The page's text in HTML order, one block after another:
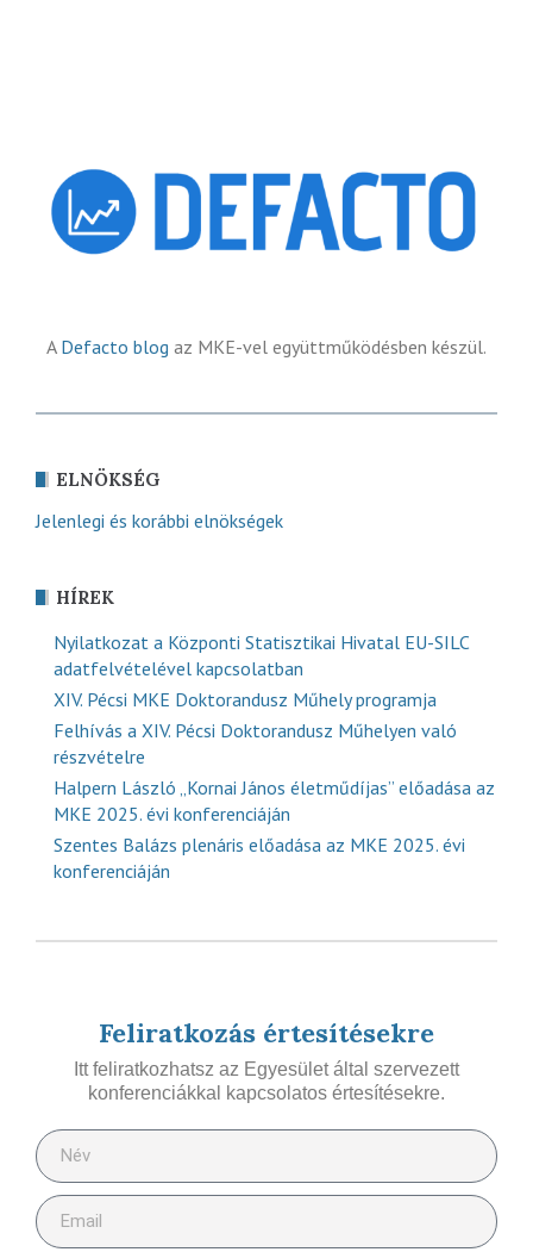
A Defacto blog az MKE-vel együttműködésben készül.
ELNÖKSÉG
Jelenlegi és korábbi elnökségek
HÍREK
Nyilatkozat a Központi Statisztikai Hivatal EU-SILC
adatfelvételével kapcsolatban
XIV. Pécsi MKE Doktorandusz Műhely programja
Felhívás a XIV. Pécsi Doktorandusz Műhelyen való
részvételre
Halpern László „Kornai János életműdíjas” előadása az
MKE 2025. évi konferenciáján
Szentes Balázs plenáris előadása az MKE 2025. évi
konferenciáján
Feliratkozás értesítésekre
Itt feliratkozhatsz az Egyesület által szervezett
konferenciákkal kapcsolatos értesítésekre.